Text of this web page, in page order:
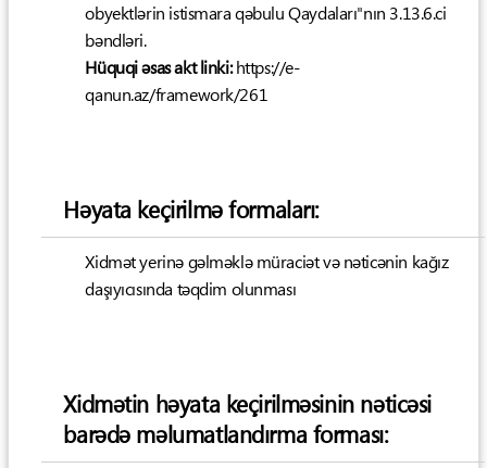
obyektlərin istismara qəbulu Qaydaları"nın 3.13.6.ci
bəndləri.
Hüquqi əsas akt linki:https://e-
qanun.az/framework/261
Həyata keçirilmə formaları:
Xidmət yerinə gəlməklə müraciət və nəticənin kağız
daşıyıcısında təqdim olunması
Xidmətin həyata keçirilməsinin nəticəsi
barədə məlumatlandırma forması: